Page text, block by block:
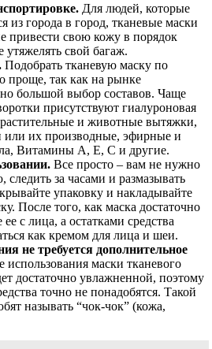
Для людей, которые
из города в город, тканевые маски
привести свою кожу в порядок
утяжелять свой багаж.
Подобрать тканевую маску по
проще, так как на рынке
большой выбор составов. Чаще
присутствуют гиалуроновая
растительные и животные вытяжки,
или их производные, эфирные и
Витамины А, Е, С и другие.
Все просто – вам не нужно
следить за часами и размазывать
упаковку и накладывайте
После того, как маска достаточно
с лица, а остатками средства
как кремом для лица и шеи.
не требуется дополнительное
использования маски тканевого
достаточно увлажненной, поэтому
точно не понадобятся. Такой
называть “чок-чок” (кожа,